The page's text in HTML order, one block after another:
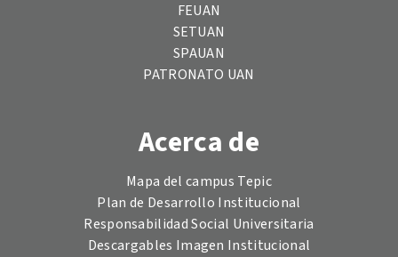
FEUAN
SETUAN
SPAUAN
PATRONATO UAN
Acerca de
Mapa del campus Tepic
Plan de Desarrollo Institucional
Responsabilidad Social Universitaria
Descargables Imagen Institucional